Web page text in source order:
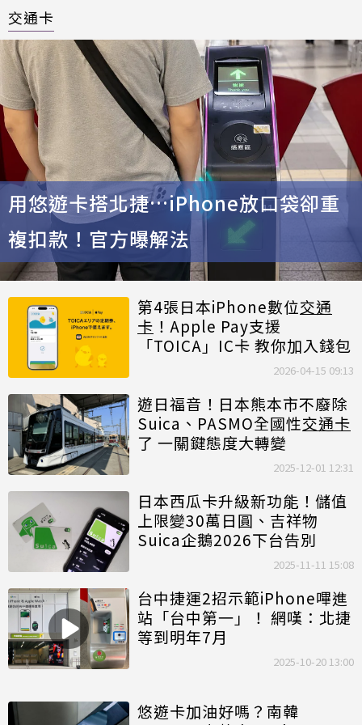
交通卡
用悠遊卡搭北捷…iPhone放口袋卻重
複扣款！官方曝解法
第4張日本iPhone數位交通
卡 ！Apple Pay支援
「TOICA」IC卡 教你加入錢包
2026-04-15 09:13
遊日福音！日本熊本市不廢除
Suica、PASMO全國性交通卡
了 一關鍵態度大轉變
2025-12-01 12:31
日本西瓜卡升級新功能！儲值
上限變30萬日圓、吉祥物
Suica企鵝2026下台告別
2025-11-11 15:08
台中捷運2招示範iPhone嗶進
站「台中第一」！ 網嘆：北捷
等到明年7月
2025-10-20 13:00
悠遊卡加油好嗎？南韓